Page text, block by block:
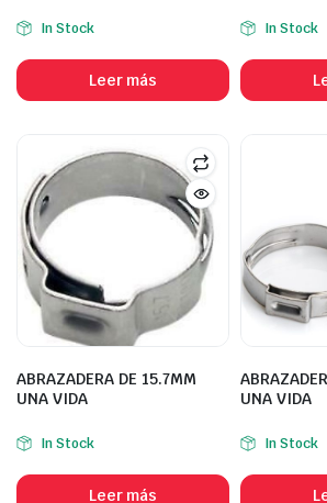
In Stock
Leer más
In Stock
ABRAZADERA DE 15.7MM
UNA VIDA
In Stock
Leer más
UNA VIDA
In Stock